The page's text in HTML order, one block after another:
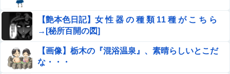
【艶本色日記】女 性 器 の 種 類 11 種 が こ ち ら
→[秘所百開の図]
【画像】栃木の『混浴温泉』、素晴らしいとこだ
な・・・